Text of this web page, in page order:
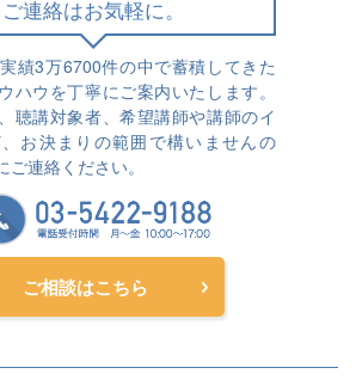
ご連絡はお気軽に。
績3万6700件の中で蓄積してきた
ハウを丁寧にご案内いたします。
聴講対象者、希望講師や講師のイ
お決まりの範囲で構いませんの
ご連絡ください。
ご相談はこちら